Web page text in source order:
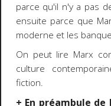
parce qu'il n'y a pas
ensuite parce que
moderne et les
On peut lire Marx
culture
fiction.
+ En préambule